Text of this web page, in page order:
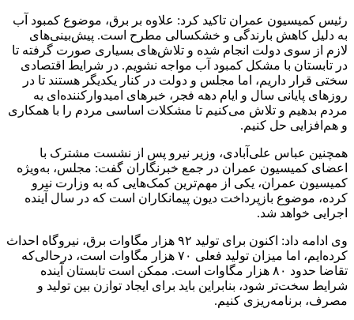
رئیس کمیسیون عمران تاکید کرد: علاوه بر برق، موضوع کمبود آب
به دلیل کاهش بارندگی و خشکسالی مطرح است. پیش‌بینی‌های
لازم از سوی دولت انجام شده و تلاش‌های بسیاری صورت گرفته تا
در تابستان با مشکل کمبود آب مواجه نشویم. در شرایط اقتصادی
سختی قرار داریم، اما مجلس و دولت در کنار یکدیگر هستند تا در
روزهای پایانی سال و ایام دهه فجر، خبرهای امیدوارکننده‌ای به
مردم بدهیم و تلاش می‌کنیم تا مشکلات اساسی مردم را با همکاری
و هم‌افزایی حل کنیم.
همچنین عباس علی‌آبادی، وزیر نیرو پس از نشست مشترک با
اعضای کمیسیون عمران در جمع خبرنگاران گفت: مجلس، به‌ویژه
کمیسیون عمران، یکی از مهم‌ترین کمک‌هایی که به وزارت نیرو
کرده، موضوع بازپرداخت دیون پیمانکاران است که در سال آینده
اجرایی خواهد شد.
وی ادامه داد: اکنون برای تولید ۹۲ هزار مگاوات برق، نیروگاه احداث
کرده‌ایم، اما میزان تولید فعلی ۷۰ هزار مگاوات است، درحالی‌که
تقاضا حدود ۸۰ هزار مگاوات است. ممکن است تابستان آینده
شرایط سخت‌تر شود، بنابراین باید برای ایجاد توازن بین تولید و
مصرف، برنامه‌ریزی کنیم.